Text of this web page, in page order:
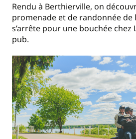
Rendu à Berthierville, on
promenade et de randonnée de
s’arrête pour une bouchée chez
pub.